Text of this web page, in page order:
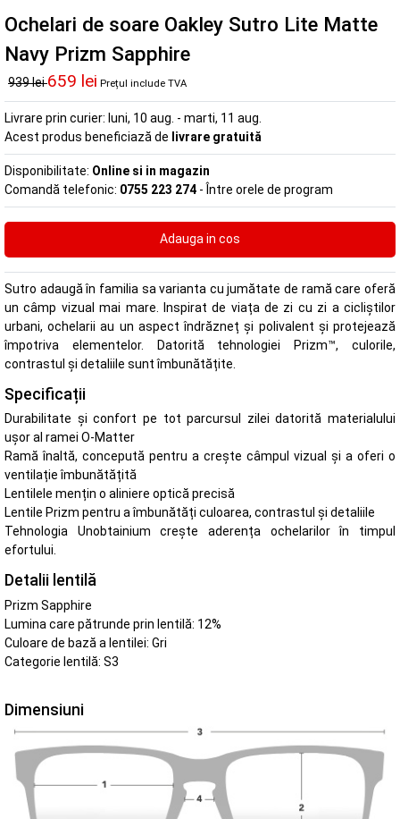
Ochelari de soare Oakley Sutro Lite Matte
Navy Prizm Sapphire
939 lei659 lei Prețul include TVA
Livrare prin curier: luni, 10 aug. - marti, 11 aug.
Acest produs beneficiază de livrare gratuită
Disponibilitate: Online si in magazin
Comandă telefonic: 0755 223 274 - Între orele de program
Sutro adaugă în familia sa varianta cu jumătate de ramă care oferă
un câmp vizual mai mare. Inspirat de viața de zi cu zi a cicliștilor
urbani, ochelarii au un aspect îndrăzneț și polivalent și protejează
împotriva elementelor. Datorită tehnologiei Prizm™, culorile,
contrastul și detaliile sunt îmbunătățite.
Specificații
Durabilitate și confort pe tot parcursul zilei datorită materialului
ușor al ramei O-Matter
Ramă înaltă, concepută pentru a crește câmpul vizual și a oferi o
ventilație îmbunătățită
Lentilele mențin o aliniere optică precisă
Lentile Prizm pentru a îmbunătăți culoarea, contrastul și detaliile
Tehnologia Unobtainium crește aderența ochelarilor în timpul
efortului.
Detalii lentilă
Prizm Sapphire
Lumina care pătrunde prin lentilă: 12%
Culoare de bază a lentilei: Gri
Categorie lentilă: S3
Dimensiuni